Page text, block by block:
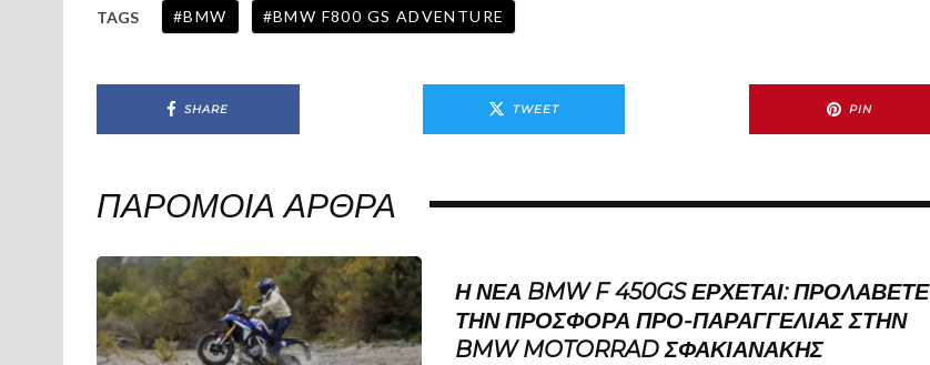
TAGS BMW BMW F800 GS ADVENTURE
SHARE TWEET PIN
ΠΑΡΌΜΟΙΑ ΆΡΘΡΑ
Η ΝΈΑ BMW F 450GS ΈΡΧΕΤΑΙ: ΠΡΟΛΆΒΕΤΕ
ΤΗΝ ΠΡΟΣΦΟΡΆ ΠΡΟ-ΠΑΡΑΓΓΕΛΊΑΣ ΣΤΗΝ
BMW MOTORRAD ΣΦΑΚΙΑΝΆΚΗΣ